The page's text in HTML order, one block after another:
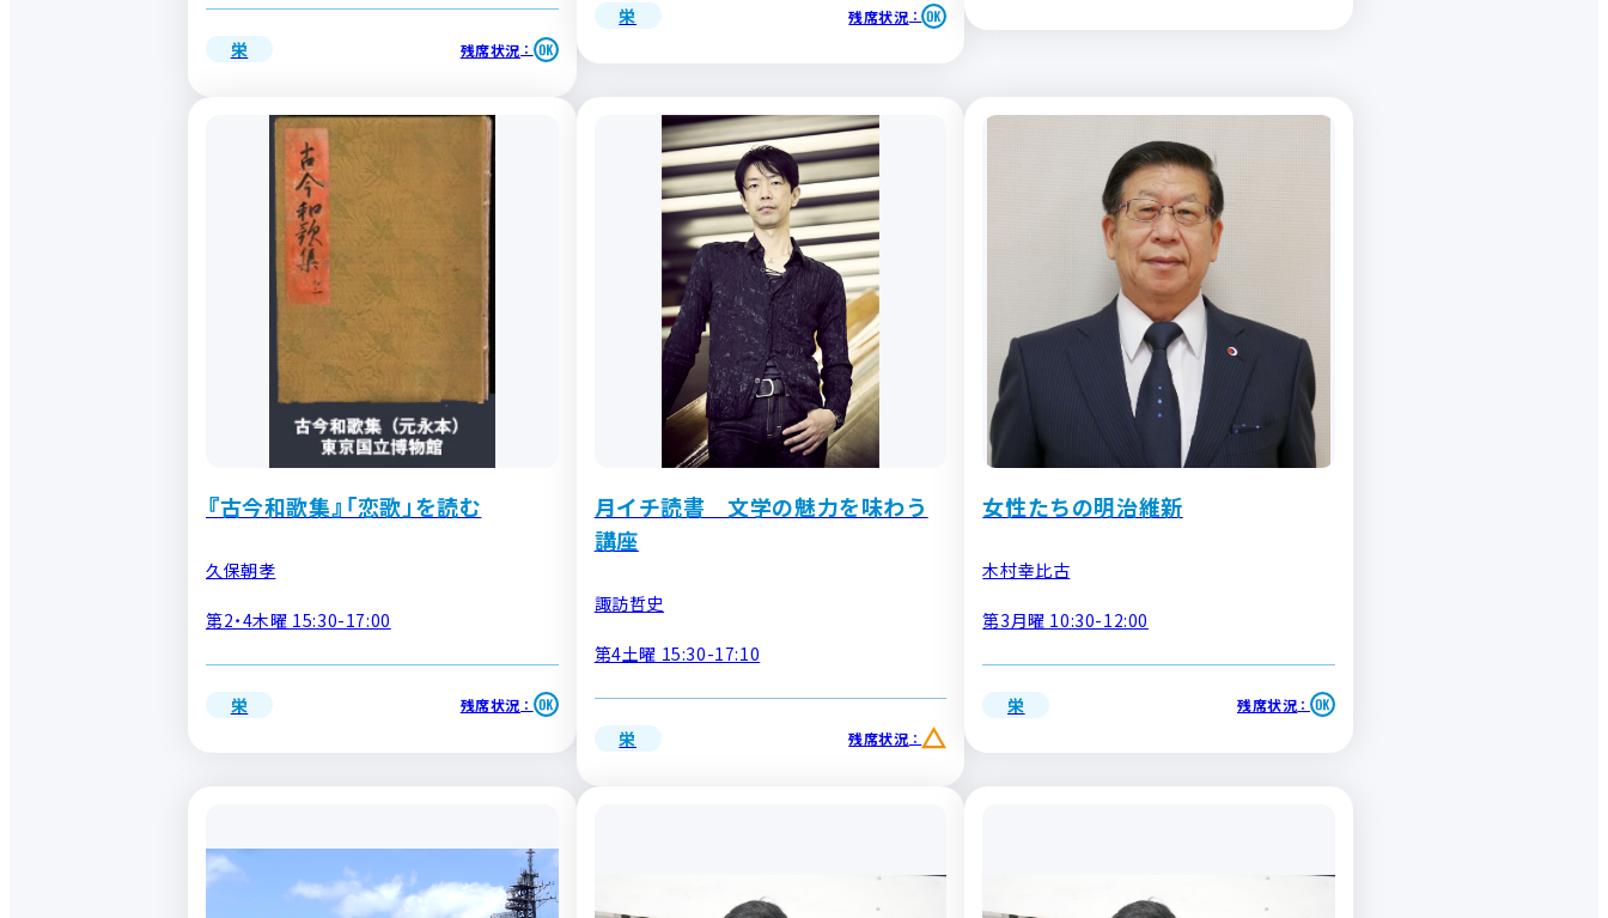
栄 残席状況 ：
栄 残席状況 ：
『古今和歌集』「恋歌」を読む
久保朝孝
第2・4木曜 15:30-17:00
栄 残席状況 ：
月イチ読書 文学の魅力を味わう
講座
諏訪哲史
第4土曜 15:30-17:10
栄 残席状況 ：
女性たちの明治維新
木村幸比古
第3月曜 10:30-12:00
栄 残席状況 ：